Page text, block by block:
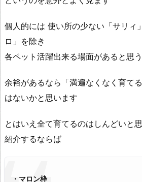
個人的には 使い所の少ない「サリィ
ロ」を除き
各ペット活躍出来る場面があると思
余裕があるなら「満遍なくなく育て
はないかと思います
とはいえ全て育てるのはしんどいと
紹介するならば
・マロン枠